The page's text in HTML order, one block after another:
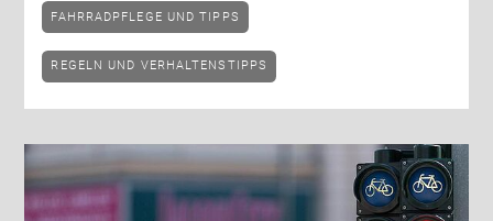
FAHRRADPFLEGE UND TIPPS
REGELN UND VERHALTENSTIPPS